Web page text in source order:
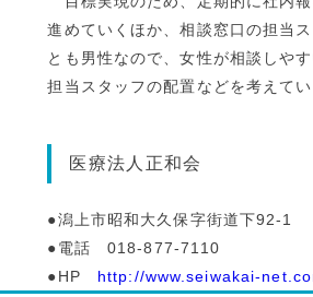
進めていくほか、相談窓口の担当
とも男性なので、女性が相談しや
担当スタッフの配置などを考えてい
医療法人正和会
●潟上市昭和大久保字街道下92-1
●電話 018-877-7110
●HP http://www.seiwakai-